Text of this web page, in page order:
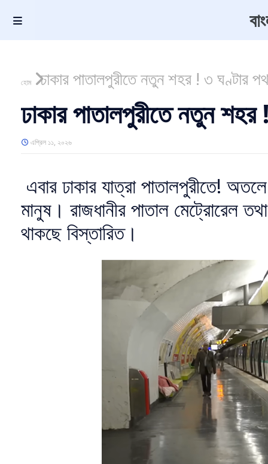
হোম ঢাকার পাতালপুরীতে নতুন শহর ! ৩ ঘণ্টার
ঢাকার পাতালপুরীতে নতুন
এপ্রিল ১১, ২০২৬
এবার ঢাকার যাত্রা পাতালপুরীতে!
মানুষ। রাজধানীর পাতাল মেট্রোরেল
থাকছে বিস্তারিত।